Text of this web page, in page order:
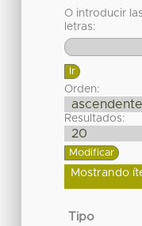
O introducir
letras:
Orden:
Resultados:
Mostrando
Tipo